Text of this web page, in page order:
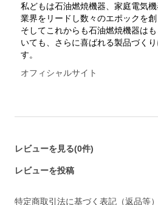
私どもは石油燃焼機器、家庭電気
業界をリードし数々のエポックを創
そしてこれからも石油燃焼機器は
いても、さらに喜ばれる製品づく
す。
オフィシャルサイト
レビューを見る(0件)
レビューを投稿
特定商取引法に基づく表記（返品等）